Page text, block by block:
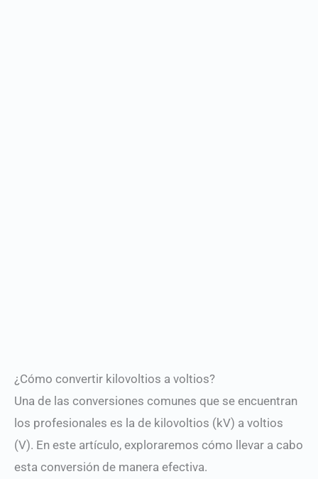
¿Cómo convertir kilovoltios a voltios?
Una de las conversiones comunes que se encuentran
los profesionales es la de kilovoltios (kV) a voltios
(V). En este artículo, exploraremos cómo llevar a cabo
esta conversión de manera efectiva.